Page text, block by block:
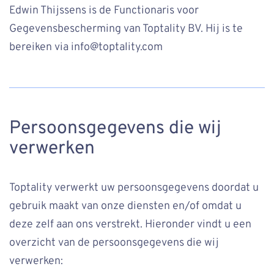
Edwin Thijssens is de Functionaris voor
Gegevensbescherming van Toptality BV. Hij is te
bereiken via info@toptality.com
Persoonsgegevens die wij
verwerken
Toptality verwerkt uw persoonsgegevens doordat u
gebruik maakt van onze diensten en/of omdat u
deze zelf aan ons verstrekt. Hieronder vindt u een
overzicht van de persoonsgegevens die wij
verwerken: